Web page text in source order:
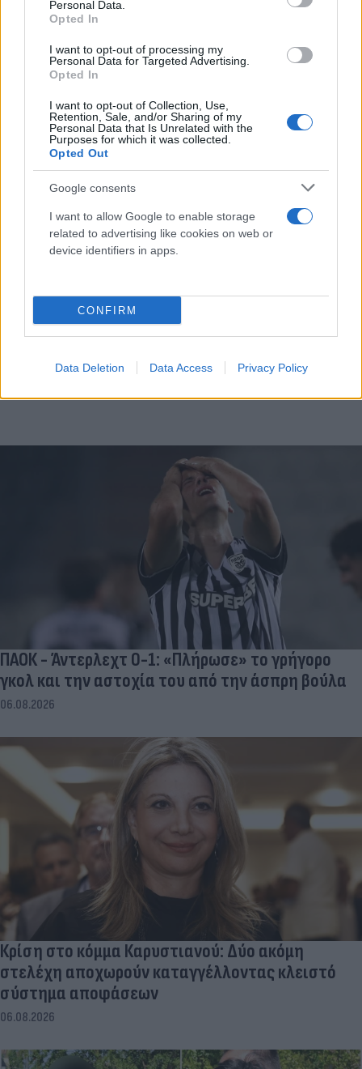
Personal Data.
Opted In
I want to opt-out of processing my
Personal Data for Targeted Advertising.
Opted In
I want to opt-out of Collection, Use,
Retention, Sale, and/or Sharing of my
Personal Data that Is Unrelated with the
Purposes for which it was collected.
Opted Out
Google consents
I want to allow Google to enable storage
related to advertising like cookies on web or
device identifiers in apps.
CONFIRM
Data Deletion Data Access Privacy Policy
Η χαμηλή στάθμη του Δούναβη στη
Βουλγαρία αποκάλυψε τη γέφυρα του
Μεγάλου Κωνσταντίνου
06.08.2026
ΠΑΟΚ - Άντερλεχτ 0-1: «Πλήρωσε» το γρήγορο
γκολ και την αστοχία του από την άσπρη βούλα
06.08.2026
Κρίση στο κόμμα Καρυστιανού: Δύο ακόμη
στελέχη αποχωρούν καταγγέλλοντας κλειστό
σύστημα αποφάσεων
06.08.2026